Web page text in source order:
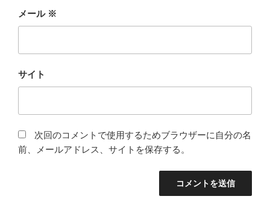
メール ※
サイト
次回のコメントで使用するためブラウザーに自分の名
前、メールアドレス、サイトを保存する。